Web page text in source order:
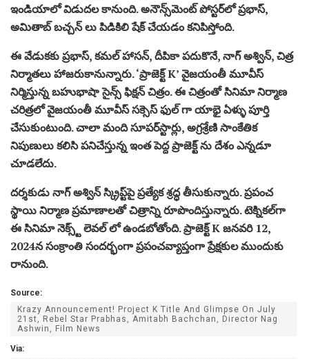
ఇండియాలో విడుదల కానుంది. అనౌన్స్‌మెంట్ పోస్టర్‌లో ప్రభాస్,
అమితాబ్ బచ్చన్‌ లు పిడికిలి షేక్ చేయడం కనిపిస్తోంది.
ఈ వేడుకకు ప్రభాస్, కమల్ హాసన్, దీపికా పదుకొనే, నాగ్ అశ్విన్, చిత్ర
నిర్మాతలు హాజరుకానున్నారు. ‘ప్రాజెక్ట్ K’ వైజయంతీ మూవీస్
నిర్మిస్తున్న బహుభాషా సైన్స్ ఫిక్షన్ చిత్రం. ఈ చిత్రంతో సినిమా నిర్మాణ
చరిత్రలో వైజయంతీ మూవీస్ సక్సెస్ ఫుల్ గా యాభై ఏళ్ళు పూర్తి
చేసుకుంటుంది. చాలా మంది సూపర్‌స్టార్లు, అగ్రశ్రేణి సాంకేతిక
నిపుణులు కలిసి పనిచేస్తున్న ఇంత పెద్ద ప్రాజెక్ట్‌ ను దేశం ఎన్నడూ
చూడలేదు.
దర్శకుడు నాగ్ అశ్విన్ స్క్రిప్ట్‌పై ప్రత్యేక శ్రద్ధ తీసుకున్నారు. ప్రపంచ
స్థాయి నిర్మాణ ప్రమాణాలతో చిత్రాన్ని రూపొందిస్తున్నారు. టెక్నికల్‌గా
ఈ సినిమా నెక్స్ట్ లెవల్ లో ఉండబోతోంది. ప్రాజెక్ట్ K జనవరి 12,
2024న సంక్రాంతి సందర్భంగా ప్రపంచవ్యాప్తంగా ప్రేక్షకుల ముందుకు
రానుంది.
Source:
Krazy Announcement! Project K Title And Glimpse On July
21st, Rebel Star Prabhas, Amitabh Bachchan, Director Nag
Ashwin, Film News
Via: